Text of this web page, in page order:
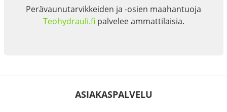
Perävaunutarvikkeiden ja -osien maahantuoja
Teohydrauli.fi palvelee ammattilaisia.
ASIAKASPALVELU